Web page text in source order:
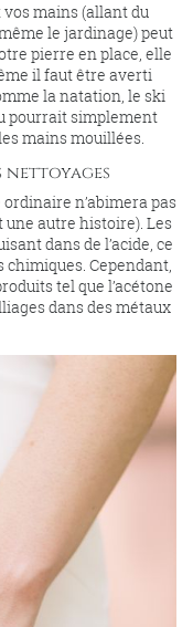
mains (allant du
le jardinage) peut
pierre en place, elle
il faut être averti
la natation, le ski
pourrait simplement
mains mouillées.
nettoyages
n’abimera pas
autre histoire). Les
dans de l’acide, ce
Cependant,
tel que l’acétone
dans des métaux